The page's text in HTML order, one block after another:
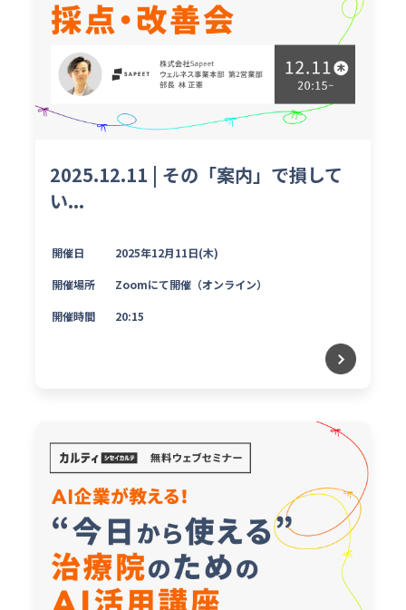
2025.12.11 | その「案内」で損して
い...
開催日 2025年12月11日(木)
開催場所 Zoomにて開催（オンライン）
開催時間 20:15